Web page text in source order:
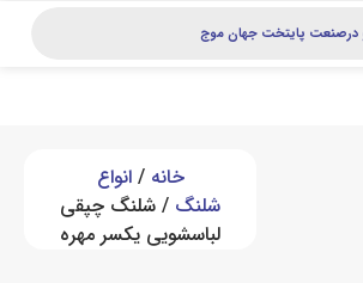
/ شلنگ چپقی
لباسشویی یکسر مهره